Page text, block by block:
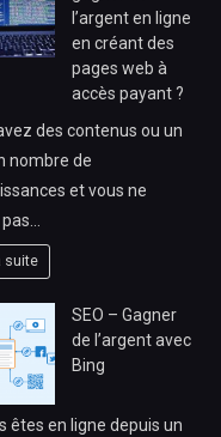
l’argent en ligne
en créant des
pages web à
accès payant ?
des contenus ou un
nombre de
et vous ne
suite
SEO – Gagner
de l’argent avec
Bing
êtes en ligne depuis un